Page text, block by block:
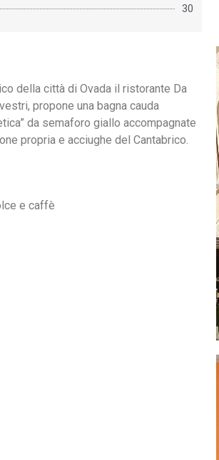
30
della città di Ovada il ristorante Da
propone una bagna cauda
da semaforo giallo accompagnate
propria e acciughe del Cantabrico.
e caffè